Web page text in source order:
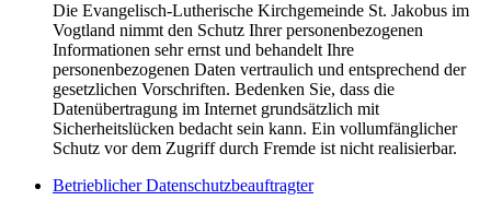
Die Evangelisch-Lutherische Kirchgemeinde St. Jakobus im
Vogtland nimmt den Schutz Ihrer personenbezogenen
Informationen sehr ernst und behandelt Ihre
personenbezogenen Daten vertraulich und entsprechend der
gesetzlichen Vorschriften. Bedenken Sie, dass die
Datenübertragung im Internet grundsätzlich mit
Sicherheitslücken bedacht sein kann. Ein vollumfänglicher
Schutz vor dem Zugriff durch Fremde ist nicht realisierbar.
Betrieblicher Datenschutzbeauftragter